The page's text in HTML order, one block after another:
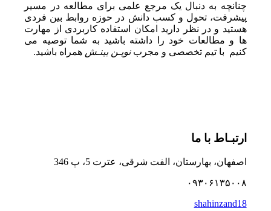
چنانچه به دنبال یک مرجع علمی برای مطالعه در مسیر
پیشرفت، تحول و کسب دانش در حوزه روابط بین فردی
هستید و در نظر دارید امکان استفاده کاربردی از مهارت
ها و مطالعات خود را داشته باشید به شما توصیه می
کنیم با تیم تخصصی و مجربنویـن بینـش همراه باشید.
ارتبـاط با ما
اصفهان، بهارستان، الفت شرقی، عترت 5، پ 346
۰۹۳۰۶۱۳۵۰۰۸
shahinzand18